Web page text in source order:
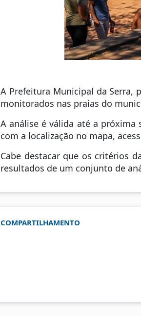
A Prefeitura Municipal da Serra,
monitorados nas praias do
A análise é válida até a próxima
com a localização no mapa,
Cabe destacar que os critérios
resultados de um conjunto de
COMPARTILHAMENTO